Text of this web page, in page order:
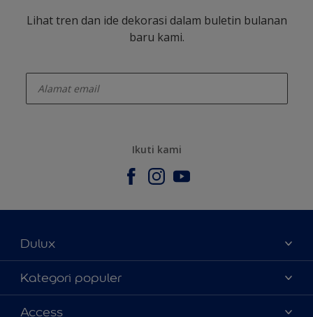
Lihat tren dan ide dekorasi dalam buletin bulanan
baru kami.
Ikuti kami
Dulux
Tentang Kami
Contact us
Kategori populer
Warna
Access